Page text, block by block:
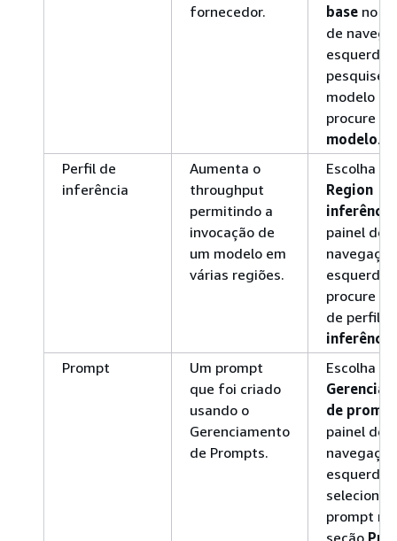
fornecedor.
base no
de
esquerda,
pesquise
modelo e
procure o
modelo.
Perfil de
inferência
Aumenta o
throughput
permitindo a
invocação de
um modelo em
várias regiões.
Escolha
Region
inferência
painel de
navegação
esquerdo
procure
de perfil
inferência.
Prompt
Um prompt
que foi criado
usando o
Gerenciamento
de Prompts.
Escolha
de
painel de
esquerda,
selecione
prompt na
seção